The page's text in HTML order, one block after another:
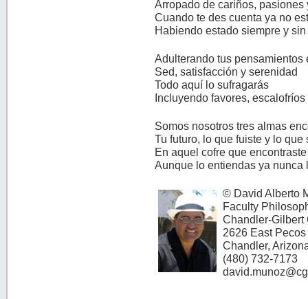
Arropado de cariños, pasiones
Cuando te des cuenta ya no
Habiendo estado siempre y
Adulterando tus pensamientos
Sed, satisfacción y serenidad
Todo aquí lo sufragarás
Incluyendo favores,
Somos nosotros tres almas
Tu futuro, lo que fuiste y lo que
En aquel cofre que encontraste
Aunque lo entiendas ya nunca
© David Alberto
Faculty
Chandler-
2626 East
Chandler,
(480) 732-7173